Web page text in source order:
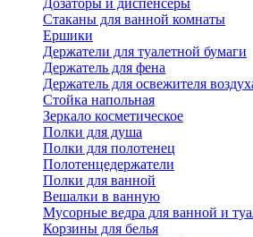
Дозаторы и диспенсеры
Стаканы для ванной комнаты
Ершики
Держатели для туалетной бумаги
Держатель для фена
Держатель для освежителя
Стойка напольная
Зеркало косметическое
Полки для душа
Полки для полотенец
Полотенцедержатели
Полки для ванной
Вешалки в ванную
Мусорные ведра для ванной и
Корзины для белья